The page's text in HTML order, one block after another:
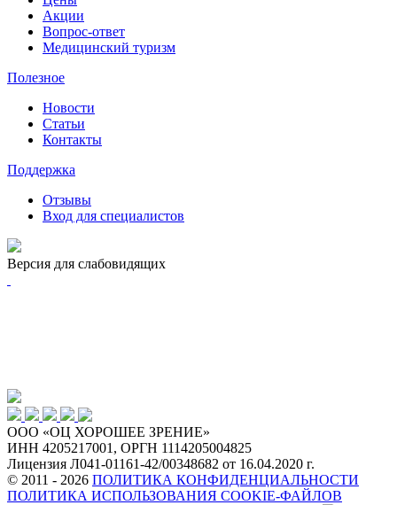
Акции
Вопрос-ответ
Медицинский туризм
Полезное
Новости
Статьи
Контакты
Поддержка
Отзывы
Вход для специалистов
Версия для слабовидящих
ООО «ОЦ ХОРОШЕЕ ЗРЕНИЕ»
ИНН 4205217001, ОРГН 1114205004825
Лицензия Л041-01161-42/00348682 от 16.04.2020 г.
© 2011 - 2026 ПОЛИТИКА КОНФИДЕНЦИАЛЬНОСТИ
ПОЛИТИКА ИСПОЛЬЗОВАНИЯ COOKIE-ФАЙЛОВ